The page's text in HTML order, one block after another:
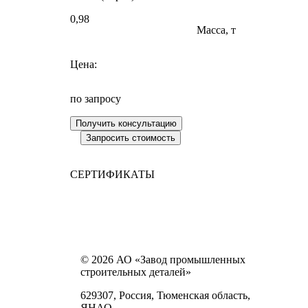
0,98
Масса, т
Цена:
по запросу
СЕРТИФИКАТЫ
© 2026 АО «Завод промышленных
строительных деталей»
629307, Россия, Тюменская область,